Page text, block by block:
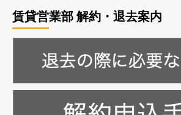
賃貸営業部 解約・退去案内